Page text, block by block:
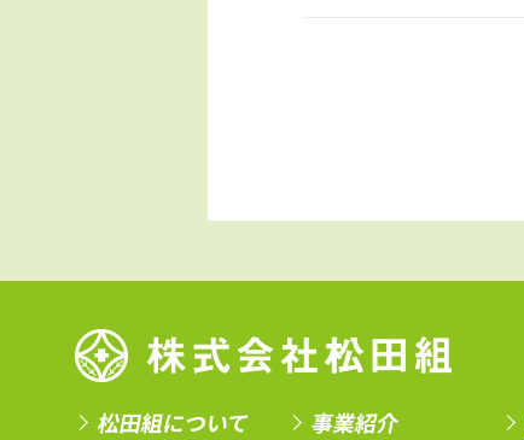
松田組について 事業紹介